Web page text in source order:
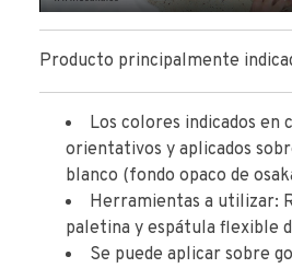
Play
Producto principalmente
Los colores indicados en
orientativos y aplicados
blanco (fondo opaco de
Herramientas a utilizar:
paletina y espátula flexible
Se puede aplicar sobre